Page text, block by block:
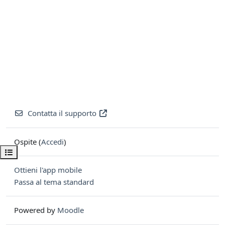
Apri indice del corso
Contatta il supporto
Ospite (Accedi)
Ottieni l'app mobile
Passa al tema standard
Powered by Moodle